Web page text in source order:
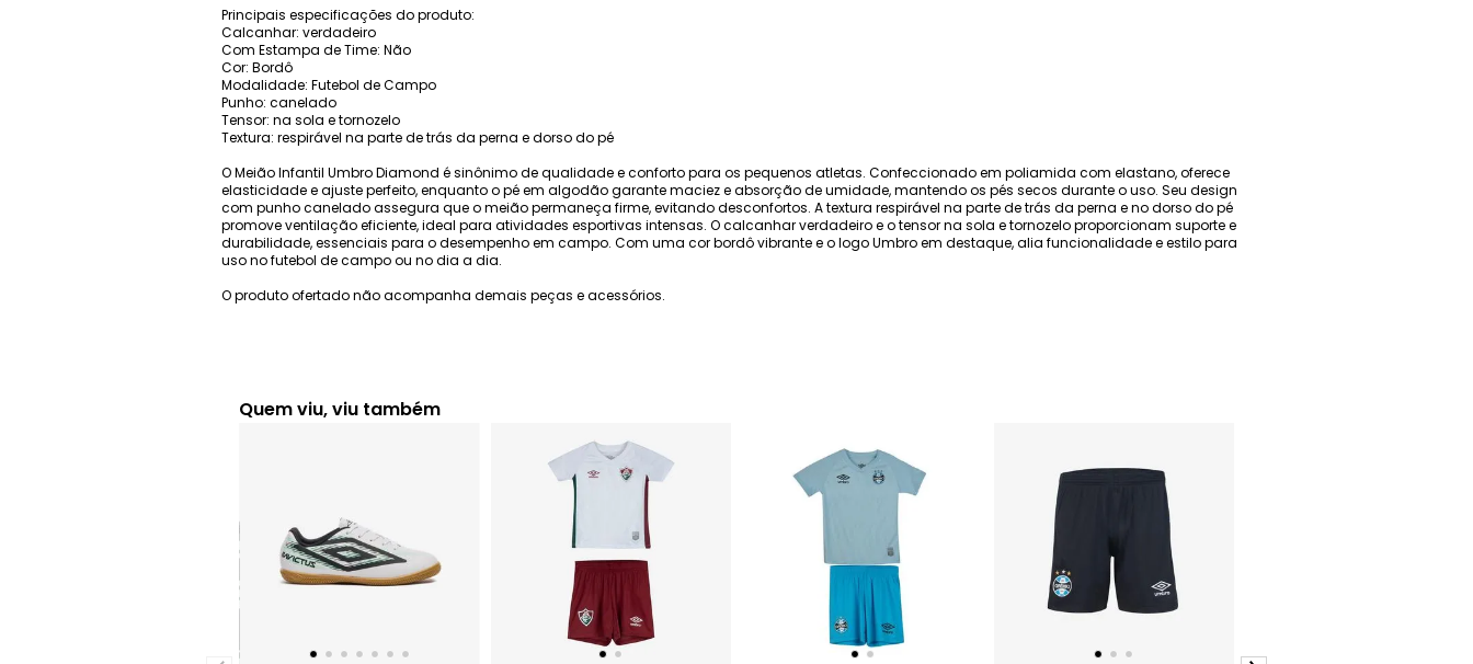
Principais especificações do produto:
Calcanhar: verdadeiro
Com Estampa de Time: Não
Cor: Bordô
Modalidade: Futebol de Campo
Punho: canelado
Tensor: na sola e tornozelo
Textura: respirável na parte de trás da perna e dorso do pé
O Meião Infantil Umbro Diamond é sinônimo de qualidade e conforto para os pequenos atletas. Confeccionado em poliamida com elastano, oferece
elasticidade e ajuste perfeito, enquanto o pé em algodão garante maciez e absorção de umidade, mantendo os pés secos durante o uso. Seu design
com punho canelado assegura que o meião permaneça firme, evitando desconfortos. A textura respirável na parte de trás da perna e no dorso do pé
promove ventilação eficiente, ideal para atividades esportivas intensas. O calcanhar verdadeiro e o tensor na sola e tornozelo proporcionam suporte e
durabilidade, essenciais para o desempenho em campo. Com uma cor bordô vibrante e o logo Umbro em destaque, alia funcionalidade e estilo para
uso no futebol de campo ou no dia a dia.
O produto ofertado não acompanha demais peças e acessórios.
Quem viu, viu também